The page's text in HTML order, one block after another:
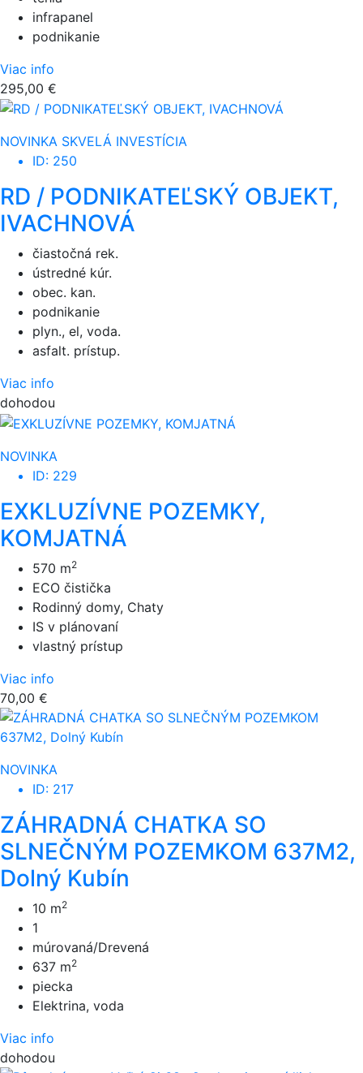
infrapanel
podnikanie
Viac info
295,00 €
NOVINKA SKVELÁ INVESTÍCIA
ID: 250
RD / PODNIKATEĽSKÝ OBJEKT,
IVACHNOVÁ
čiastočná rek.
ústredné kúr.
obec. kan.
podnikanie
plyn., el, voda.
asfalt. prístup.
Viac info
dohodou
NOVINKA
ID: 229
EXKLUZÍVNE POZEMKY,
KOMJATNÁ
570 m2
ECO čistička
Rodinný domy, Chaty
IS v plánovaní
vlastný prístup
Viac info
70,00 €
NOVINKA
ID: 217
ZÁHRADNÁ CHATKA SO
SLNEČNÝM POZEMKOM 637M2,
Dolný Kubín
10 m2
1
múrovaná/Drevená
637 m2
piecka
Elektrina, voda
Viac info
dohodou